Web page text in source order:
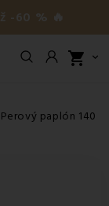
-60 % 🔥
shopping_cart 
Perový paplón 140